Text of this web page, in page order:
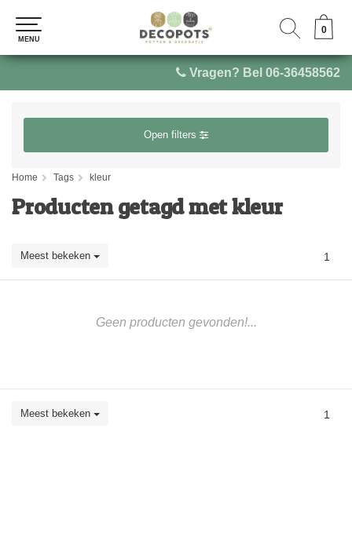
Vragen? Bel 06-36458562
0
MENU
0
MENU
Open filters
Home Tags kleur
Producten getagd met kleur
Meest bekeken 1
Geen producten gevonden!...
Meest bekeken 1